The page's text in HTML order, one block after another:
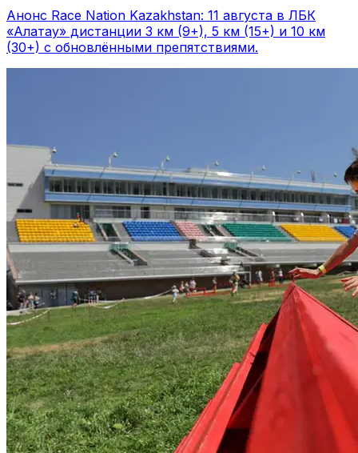
Анонс Race Nation Kazakhstan: 11 августа в ЛБК
«Алатау» дистанции 3 км (9+), 5 км (15+) и 10 км
(30+) с обновлёнными препятствиями.